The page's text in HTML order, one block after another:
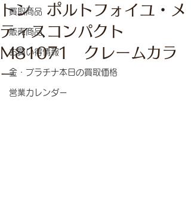
買取商品
販売商品
お買い得情報
金・プラチナ本日の買取価格
営業カレンダー
トン ポルトフォイユ・メ
ティスコンパクト
M81071 クレームカラ
ー